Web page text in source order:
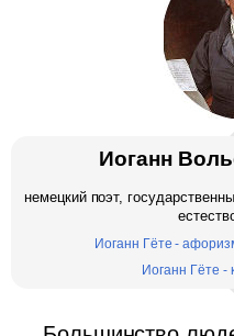
Иоганн
немецкий поэт,
Иоганн Гёте -
Иоганн Гёте -